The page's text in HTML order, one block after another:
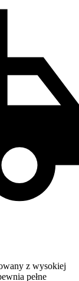
z wysokiej
pełne